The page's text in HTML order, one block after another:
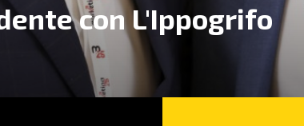
con L'Ippogrifo